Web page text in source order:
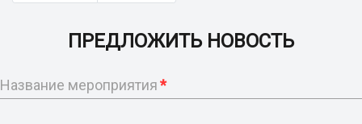
ПРЕДЛОЖИТЬ НОВОСТЬ
Название мероприятия*